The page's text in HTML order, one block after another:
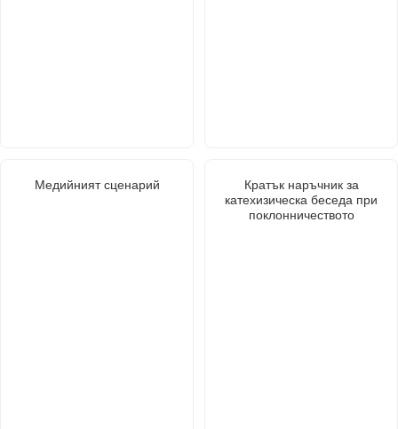
Медийният сценарий
Кратък наръчник за
катехизическа беседа при
поклонничеството